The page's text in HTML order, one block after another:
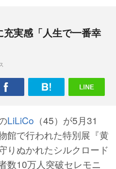
e
実感「人生で一番幸
LiLiCo （45）が5月31
館で行われた特別展『黄
りぬかれたシルクロード
数10万人突破セレモニ